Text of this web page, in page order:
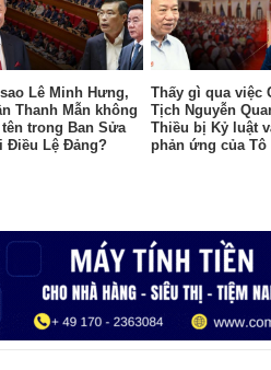
Lê Minh Hưng,
Thanh Mẫn không
trong Ban Sửa
Điều Lệ Đảng?
Thấy gì qua việc
Tịch Nguyễn
Thiều bị Kỷ luật
phản ứng của Tô